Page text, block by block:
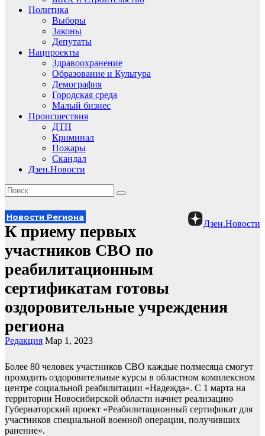
Политика
Выборы
Законы
Депутаты
Нацпроекты
Здравоохранение
Образование и Культура
Демография
Городская среда
Малый бизнес
Происшествия
ДТП
Криминал
Пожары
Скандал
Дзен.Новости
Дзен.Новости
Новости Региона
К приему первых
участников СВО по
реабилитационным
сертификатам готовы
оздоровительные учреждения
региона
Редакция Мар 1, 2023
Более 80 человек участников СВО каждые полмесяца смогут
проходить оздоровительные курсы в областном комплексном
центре социальной реабилитации «Надежда». С 1 марта на
территории Новосибирской области начнет реализацию
Губернаторский проект «Реабилитационный сертификат для
участников специальной военной операции, получивших
ранение».